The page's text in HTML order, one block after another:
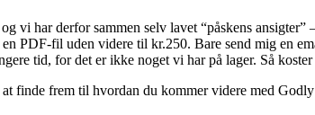
vi har derfor sammen selv lavet “påskens
PDF-fil uden videre til kr.250. Bare send mig en
tid, for det er ikke noget vi har på lager. Så
finde frem til hvordan du kommer videre med